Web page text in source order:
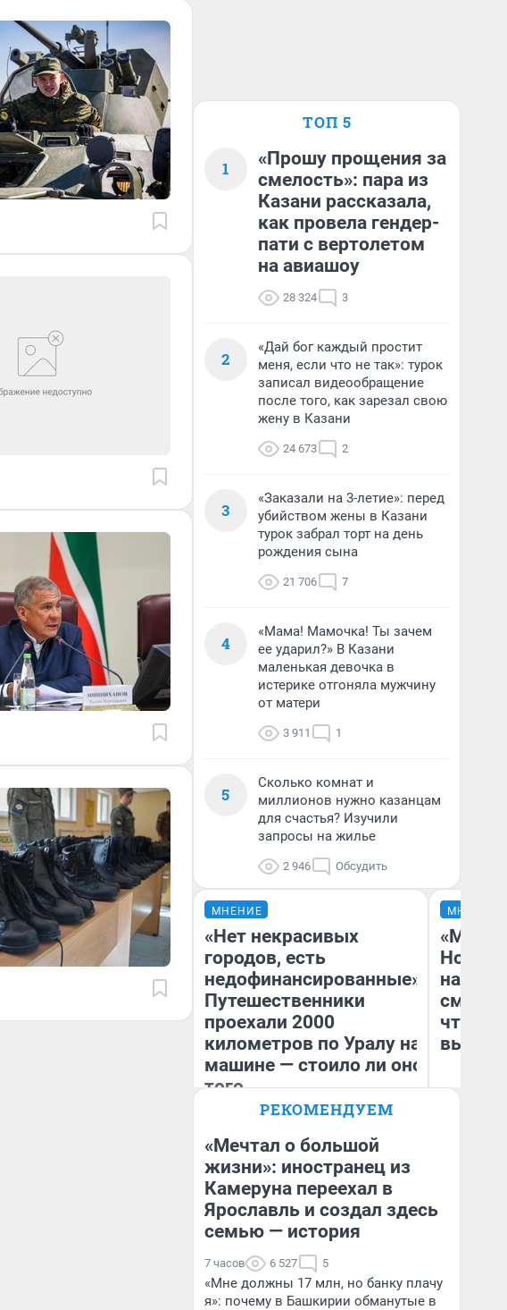
ТОП 5
1
«Прошу прощения за
смелость»: пара из
Казани рассказала,
как провела гендер-
пати с вертолетом
на авиашоу
28 324 3
2
«Дай бог каждый простит
меня, если что не так»: турок
записал видеообращение
после того, как зарезал свою
жену в Казани
24 673 2
3
«Заказали на 3-летие»: перед
убийством жены в Казани
турок забрал торт на день
рождения сына
21 706 7
4
«Мама! Мамочка! Ты зачем
ее ударил?» В Казани
маленькая девочка в
истерике отгоняла мужчину
от матери
3 911 1
5
Сколько комнат и
миллионов нужно казанцам
для счастья? Изучили
запросы на жилье
2 946 Обсудить
МНЕНИЕ
«Нет некрасивых
городов, есть
недофинансированные».
Путешественники
проехали 2000
километров по Уралу на
машине — стоило ли оно
того
Екатерина Литкевич
МНЕНИЕ
«Мы
чтобы
РЕКОМЕНДУЕМ
«Мечтал о большой
жизни»: иностранец из
Камеруна переехал в
Ярославль и создал здесь
семью — история
7 часов 6 527 5
«Мне должны 17 млн, но банку плачу
я»: почему в Башкирии обманутые в